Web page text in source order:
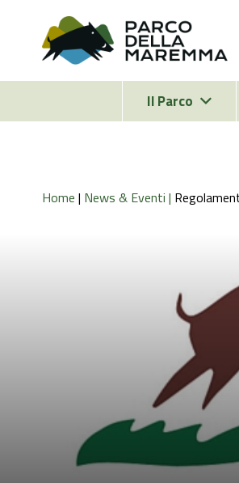
Il Parco
Home | News & Eventi |